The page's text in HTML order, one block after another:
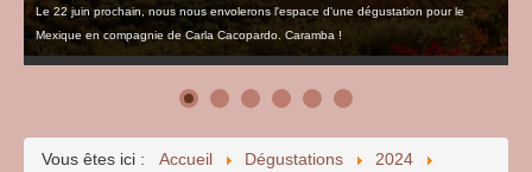
Le 22 juin prochain, nous nous envolerons l'espace d'une dégustation pour le
Mexique en compagnie de Carla Cacopardo. Caramba !
Vous êtes ici : Accueil Dégustations
2024